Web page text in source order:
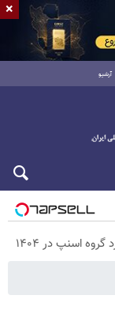
آرشیو
اسنپ در ۱۴۰۴
×